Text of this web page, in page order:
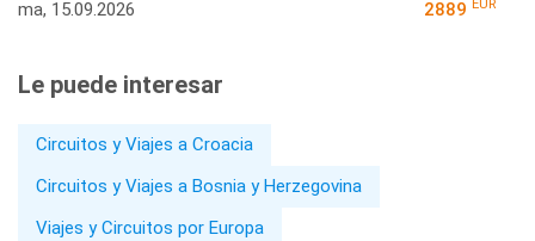
ma, 15.09.2026 2889 EUR
Le puede interesar
Circuitos y Viajes a Croacia
Circuitos y Viajes a Bosnia y Herzegovina
Viajes y Circuitos por Europa